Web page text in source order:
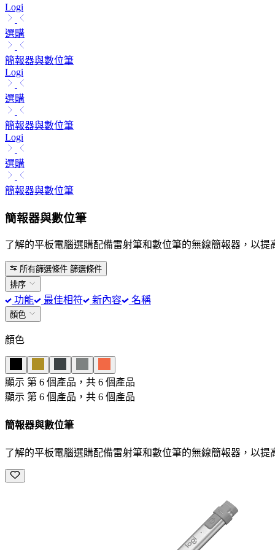
Logi
選購
簡報器與數位筆
Logi
選購
簡報器與數位筆
Logi
選購
簡報器與數位筆
簡報器與數位筆
了解的平板電腦選購配備雷射筆和數位筆的無線簡報器，以提
所有篩選條件 篩選條件
排序
功能 最佳相符 新內容 名稱
顏色
顏色
顯示 第 6 個產品，共 6 個產品
顯示 第 6 個產品，共 6 個產品
簡報器與數位筆
了解的平板電腦選購配備雷射筆和數位筆的無線簡報器，以提